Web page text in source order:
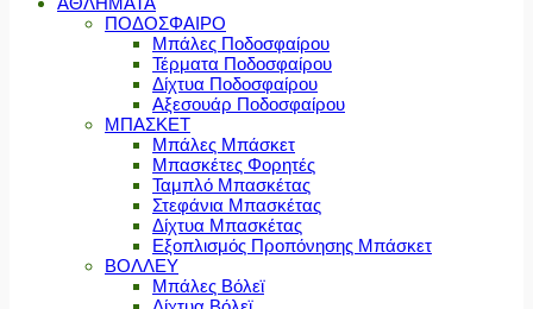
ΠΟΔΟΣΦΑΙΡΟ
Μπάλες Ποδοσφαίρου
Τέρματα Ποδοσφαίρου
Δίχτυα Ποδοσφαίρου
Αξεσουάρ Ποδοσφαίρου
ΜΠΑΣΚΕΤ
Μπάλες Μπάσκετ
Μπασκέτες Φορητές
Ταμπλό Μπασκέτας
Στεφάνια Μπασκέτας
Δίχτυα Μπασκέτας
Εξοπλισμός Προπόνησης Μπάσκετ
ΒΟΛΛΕΥ
Μπάλες Βόλεϊ